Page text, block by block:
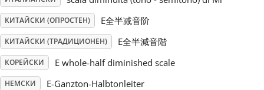
Tiếng Việt
Türkçe
КИТАЙСКИ (ОПРОСТЕН) E全半减音阶
КИТАЙСКИ (ТРАДИЦИОНЕН) E全半減音階
КОРЕЙСКИ E whole-half diminished scale
НЕМСКИ E-Ganzton-Halbtonleiter